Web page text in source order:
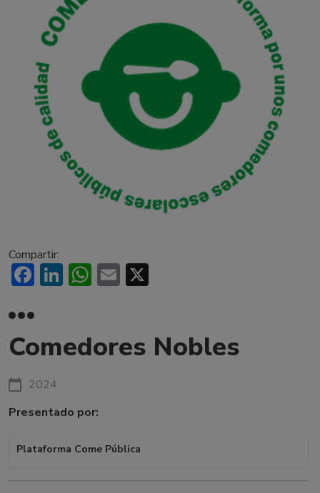
Compartir:
Facebook
LinkedIn
WhatsApp
Email
Comedores Nobles
2024
Presentado por:
Plataforma Come Pública